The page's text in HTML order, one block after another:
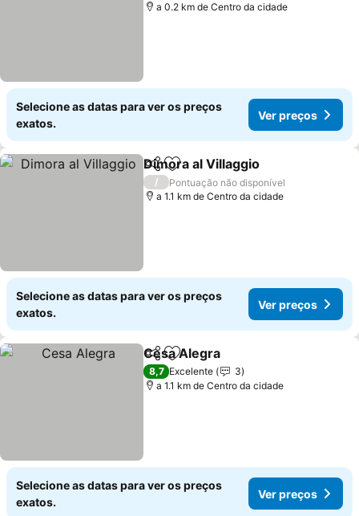
a 0.2 km de Centro da cidade
Selecione as datas para ver os preços
exatos.
Ver preços
PartilharAdicionar aos favoritos
Dimora al Villaggio
/
Pontuação não disponível
a 1.1 km de Centro da cidade
Selecione as datas para ver os preços
exatos.
Ver preços
PartilharAdicionar aos favoritos
Cesa Alegra
8,7 Excelente
3
a 1.1 km de Centro da cidade
Selecione as datas para ver os preços
exatos.
Ver preços